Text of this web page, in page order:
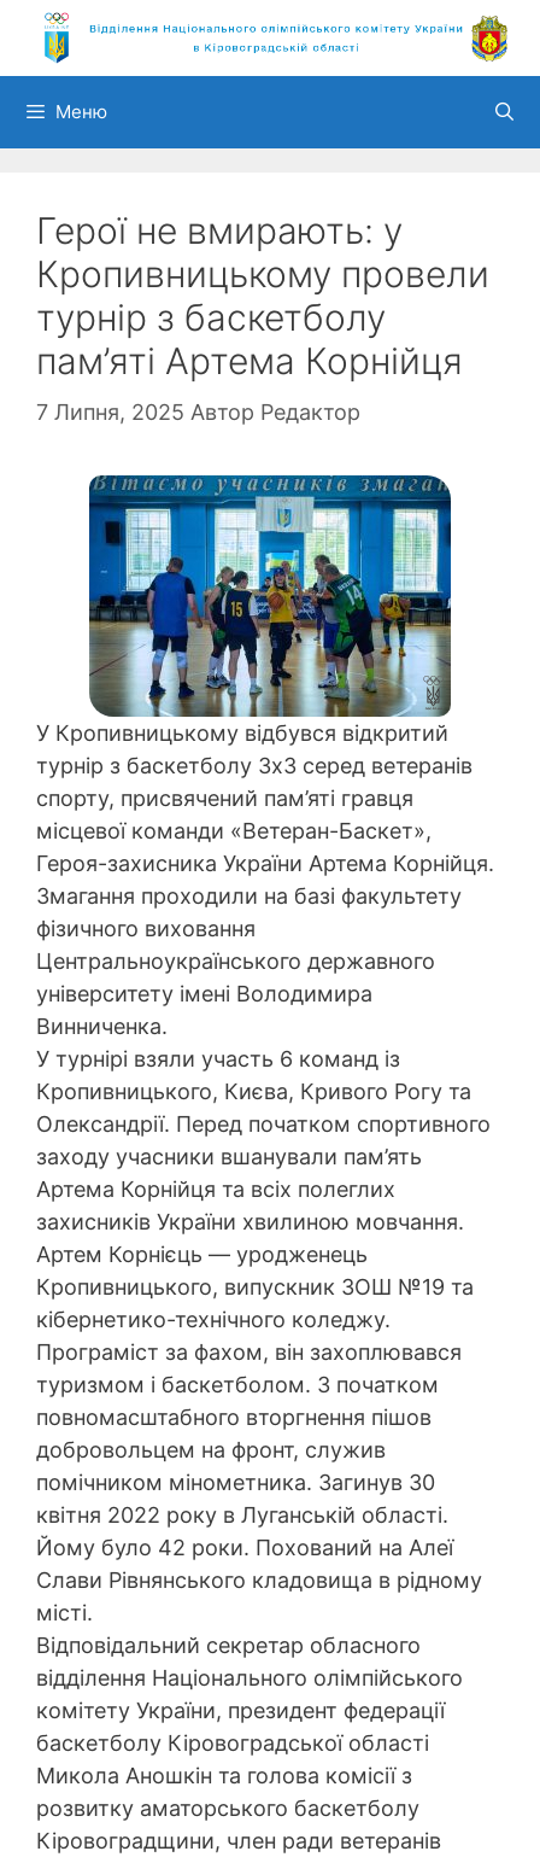
Перейти
вмісту
Меню
Герої не вмирають: у
Кропивницькому провели
турнір з баскетболу
пам’яті Артема Корнійця
7 Липня, 2025 Автор Редактор
У Кропивницькому відбувся відкритий
турнір з баскетболу 3х3 серед ветеранів
спорту, присвячений пам’яті гравця
місцевої команди «Ветеран-Баскет»,
Героя-захисника України Артема Корнійця.
Змагання проходили на базі факультету
фізичного виховання
Центральноукраїнського державного
університету імені Володимира
Винниченка.
У турнірі взяли участь 6 команд із
Кропивницького, Києва, Кривого Рогу та
Олександрії. Перед початком спортивного
заходу учасники вшанували пам’ять
Артема Корнійця та всіх полеглих
захисників України хвилиною мовчання.
Артем Корнієць — уродженець
Кропивницького, випускник ЗОШ №19 та
кібернетико-технічного коледжу.
Програміст за фахом, він захоплювався
туризмом і баскетболом. З початком
повномасштабного вторгнення пішов
добровольцем на фронт, служив
помічником мінометника. Загинув 30
квітня 2022 року в Луганській області.
Йому було 42 роки. Похований на Алеї
Слави Рівнянського кладовища в рідному
місті.
Відповідальний секретар обласного
відділення Національного олімпійського
комітету України, президент федерації
баскетболу Кіровоградської області
Микола Аношкін та голова комісії з
розвитку аматорського баскетболу
Кіровоградщини, член ради ветеранів